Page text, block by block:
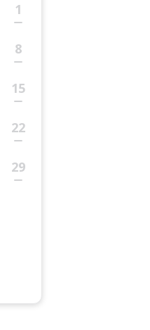
1
8
15
22
29